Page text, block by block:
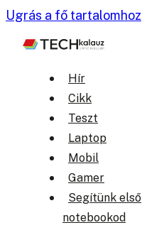
Ugrás a fő tartalomhoz
Hír
Cikk
Teszt
Laptop
Mobil
Gamer
Segítünk első
notebookod